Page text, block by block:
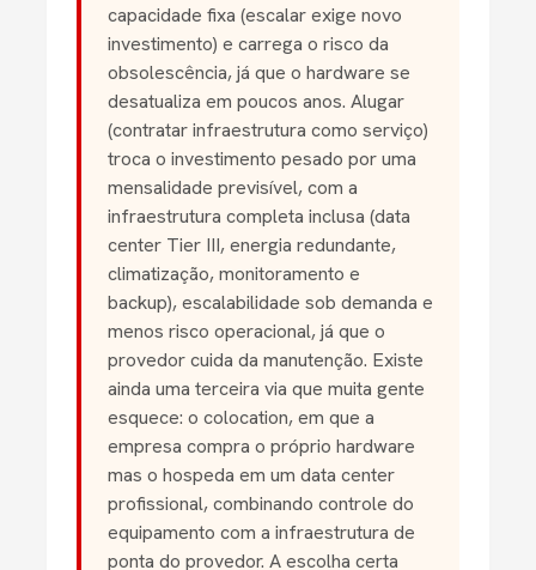
capacidade fixa (escalar exige novo
investimento) e carrega o risco da
obsolescência, já que o hardware se
desatualiza em poucos anos. Alugar
(contratar infraestrutura como serviço)
troca o investimento pesado por uma
mensalidade previsível, com a
infraestrutura completa inclusa (data
center Tier III, energia redundante,
climatização, monitoramento e
backup), escalabilidade sob demanda e
menos risco operacional, já que o
provedor cuida da manutenção. Existe
ainda uma terceira via que muita gente
esquece: o colocation, em que a
empresa compra o próprio hardware
mas o hospeda em um data center
profissional, combinando controle do
equipamento com a infraestrutura de
ponta do provedor. A escolha certa